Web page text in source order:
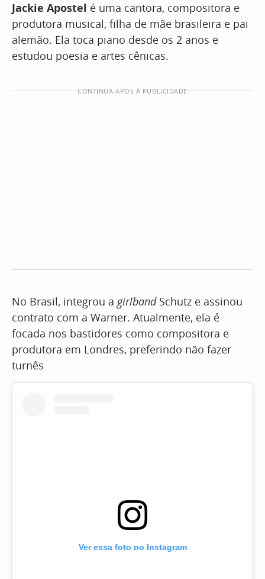
Jackie Apostel é uma cantora, compositora e
produtora musical, filha de mãe brasileira e pai
alemão. Ela toca piano desde os 2 anos e
estudou poesia e artes cênicas.
CONTINUA APÓS A PUBLICIDADE
No Brasil, integrou a girlbandSchutz e assinou
contrato com a Warner. Atualmente, ela é
focada nos bastidores como compositora e
produtora em Londres, preferindo não fazer
turnês
Ver essa foto no Instagram